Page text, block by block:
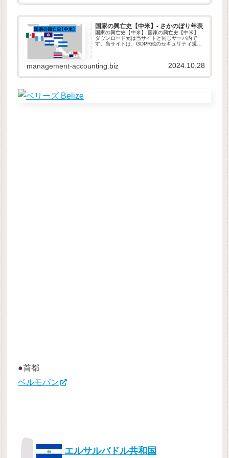
国家の興亡史【中米】- さかのぼり年表
国家の興亡史【中米】 国家の興亡史【中米】
ダウンロード元は当サイトと同じサーバ内で
す。当サイトは、GDPR他のセキュリティ規則
management-accounting.biz 2024.10.28
●首都
ベルモパン
エルサルバドル共和国